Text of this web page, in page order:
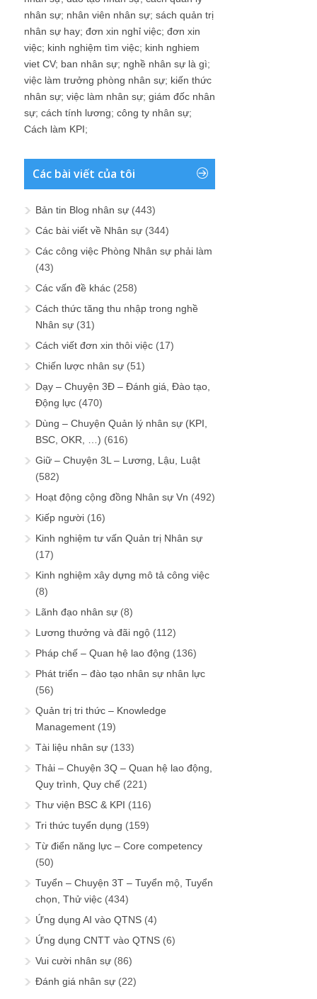
nhân sự; nhân viên nhân sự; sách quản trị
nhân sự hay; đơn xin nghỉ việc; đơn xin
việc; kinh nghiệm tìm việc; kinh nghiem
viet CV; ban nhân sự; nghề nhân sự là gì;
việc làm trưởng phòng nhân sự; kiến thức
nhân sự; việc làm nhân sự; giám đốc nhân
sự; cách tính lương; công ty nhân sự;
Cách làm KPI;
Các bài viết của tôi
Bản tin Blog nhân sự (443)
Các bài viết về Nhân sự (344)
Các công việc Phòng Nhân sự phải làm
(43)
Các vấn đề khác (258)
Cách thức tăng thu nhập trong nghề
Nhân sự (31)
Cách viết đơn xin thôi việc (17)
Chiến lược nhân sự (51)
Dạy – Chuyện 3Đ – Đánh giá, Đào tạo,
Động lực (470)
Dùng – Chuyện Quản lý nhân sự (KPI,
BSC, OKR, …) (616)
Giữ – Chuyện 3L – Lương, Lậu, Luật
(582)
Hoạt động cộng đồng Nhân sự Vn (492)
Kiếp người (16)
Kinh nghiệm tư vấn Quản trị Nhân sự
(17)
Kinh nghiệm xây dựng mô tả công việc
(8)
Lãnh đạo nhân sự (8)
Lương thưởng và đãi ngộ (112)
Pháp chế – Quan hệ lao động (136)
Phát triển – đào tạo nhân sự nhân lực
(56)
Quản trị tri thức – Knowledge
Management (19)
Tài liệu nhân sự (133)
Thải – Chuyện 3Q – Quan hệ lao động,
Quy trình, Quy chế (221)
Thư viện BSC & KPI (116)
Tri thức tuyển dụng (159)
Từ điển năng lực – Core competency
(50)
Tuyển – Chuyện 3T – Tuyển mộ, Tuyển
chọn, Thử việc (434)
Ứng dụng AI vào QTNS (4)
Ứng dụng CNTT vào QTNS (6)
Vui cười nhân sự (86)
Đánh giá nhân sự (22)